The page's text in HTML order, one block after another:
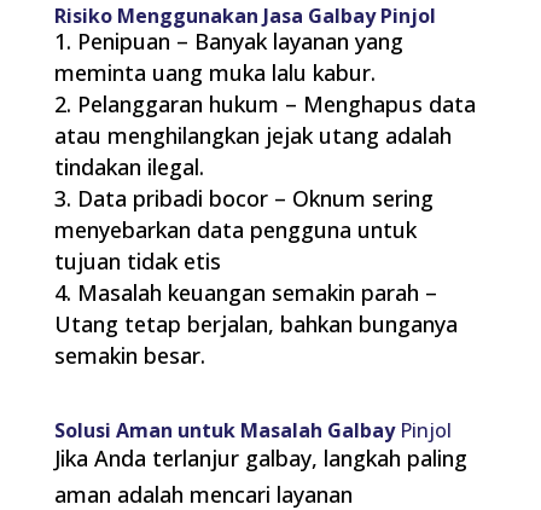
Risiko Menggunakan Jasa Galbay Pinjol
Penipuan – Banyak layanan yang
meminta uang muka lalu kabur.
Pelanggaran hukum – Menghapus data
atau menghilangkan jejak utang adalah
tindakan ilegal.
Data pribadi bocor – Oknum sering
menyebarkan data pengguna untuk
tujuan tidak etis
Masalah keuangan semakin parah –
Utang tetap berjalan, bahkan bunganya
semakin besar.
Solusi Aman untuk Masalah GalbayPinjol
Jika Anda terlanjur galbay, langkah paling
aman adalah mencari layanan